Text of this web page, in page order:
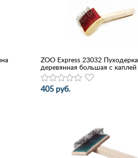
ZOO Express 23032 Пуходерка
деревянная большая с каплей
405 руб.